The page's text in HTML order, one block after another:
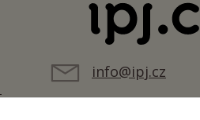
info@ipj.cz